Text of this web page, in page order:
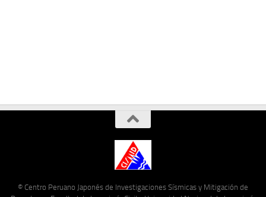
© Centro Peruano Japonés de Investigaciones Sísmicas y Mitigación de